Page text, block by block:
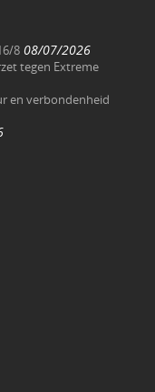
8 08/07/2026
tegen Extreme
en verbondenheid